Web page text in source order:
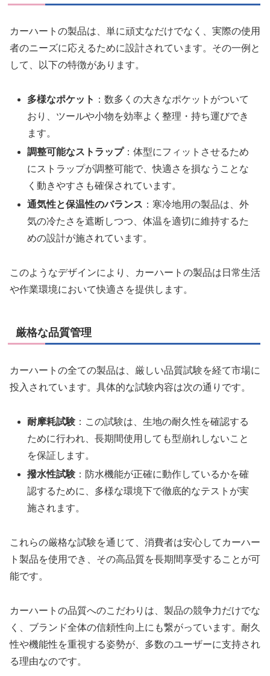
カーハートの製品は、単に頑丈なだけでなく、実際の使用
者のニーズに応えるために設計されています。その一例と
して、以下の特徴があります。
多様なポケット ：数多くの大きなポケットがついて
おり、ツールや小物を効率よく整理・持ち運びでき
ます。
調整可能なストラップ：体型にフィットさせるため
にストラップが調整可能で、快適さを損なうことな
く動きやすさも確保されています。
通気性と保温性のバランス ：寒冷地用の製品は、外
気の冷たさを遮断しつつ、体温を適切に維持するた
めの設計が施されています。
このようなデザインにより、カーハートの製品は日常生活
や作業環境において快適さを提供します。
厳格な品質管理
カーハートの全ての製品は、厳しい品質試験を経て市場に
投入されています。具体的な試験内容は次の通りです。
耐摩耗試験 ：この試験は、生地の耐久性を確認する
ために行われ、長期間使用しても型崩れしないこと
を保証します。
撥水性試験 ：防水機能が正確に動作しているかを確
認するために、多様な環境下で徹底的なテストが実
施されます。
これらの厳格な試験を通じて、消費者は安心してカーハー
ト製品を使用でき、その高品質を長期間享受することが可
能です。
カーハートの品質へのこだわりは、製品の競争力だけでな
く、ブランド全体の信頼性向上にも繋がっています。耐久
性や機能性を重視する姿勢が、多数のユーザーに支持され
る理由なのです。